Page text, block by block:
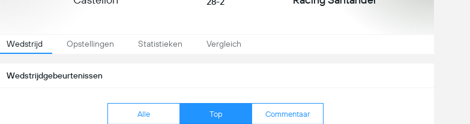
Wedstrijd Opstellingen Statistieken Vergleich
Wedstrijdgebeurtenissen
Alle Top Commentaar